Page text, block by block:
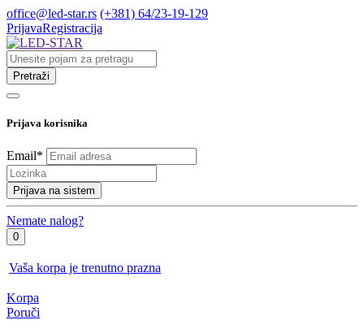
office@led-star.rs (+381) 64/23-19-129
PrijavaRegistracija
Pretraži
Prijava korisnika
Email*
Prijava na sistem
Nemate nalog?
0
Vaša korpa je trenutno prazna
Korpa
Poruči